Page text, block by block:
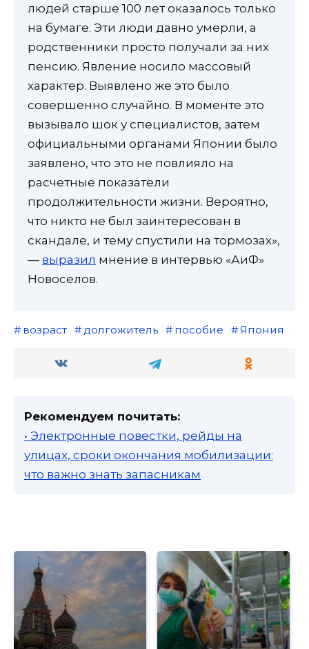
людей старше 100 лет оказалось только
на бумаге. Эти люди давно умерли, а
родственники просто получали за них
пенсию. Явление носило массовый
характер. Выявлено же это было
совершенно случайно. В моменте это
вызывало шок у специалистов, затем
официальными органами Японии было
заявлено, что это не повлияло на
расчетные показатели
продолжительности жизни. Вероятно,
что никто не был заинтересован в
скандале, и тему спустили на тормозах»,
— выразил мнение в интервью «АиФ»
Новоселов.
возраст долгожитель пособие Япония
Рекомендуем почитать:
• Электронные повестки, рейды на
улицах, сроки окончания мобилизации:
что важно знать запасникам